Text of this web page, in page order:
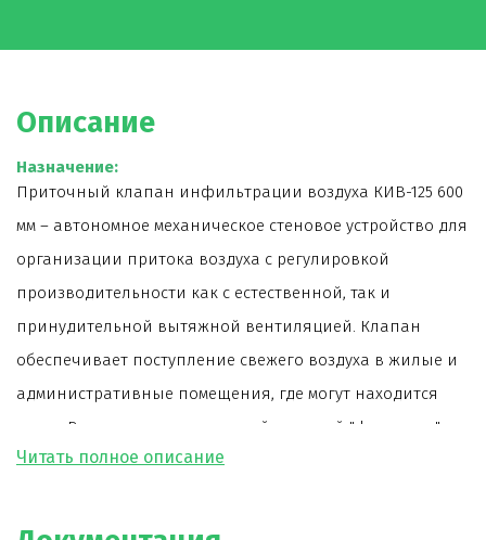
Описание
Назначение:
Приточный клапан инфильтрации воздуха КИВ-125 600
мм – автономное механическое стеновое устройство для
организации притока воздуха с регулировкой
производительности как с естественной, так и
принудительной вытяжной вентиляцией. Клапан
обеспечивает поступление свежего воздуха в жилые и
административные помещения, где могут находится
люди. В отличие от привычной оконной "форточки",
стеновой КИВ-125 защищает помещение от попадания
шумоизолирован, не промерзает, в нем не образуется